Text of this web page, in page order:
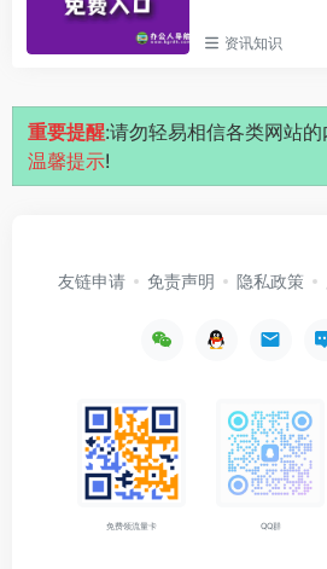
资讯知识
重要提醒:请勿轻易相信各类网站
温馨提示!
友链申请 免责声明 隐私政策
免费领流量卡 QQ群